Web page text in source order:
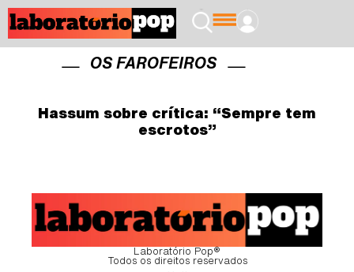
OS FAROFEIROS
Hassum sobre crítica: “Sempre tem
escrotos”
Laboratório Pop®
Todos os direitos reservados